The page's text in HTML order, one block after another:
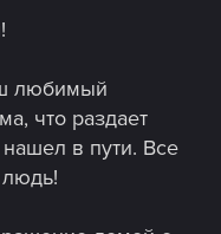
любимый
что раздает
в пути. Все